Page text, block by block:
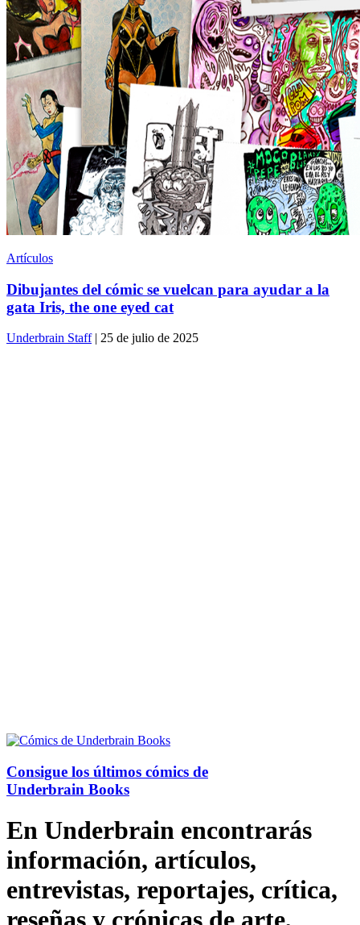
Artículos
Dibujantes del cómic se vuelcan para ayudar a la
gata Iris, the one eyed cat
Underbrain Staff| 25 de julio de 2025
Consigue los últimos cómics de
Underbrain Books
En Underbrain encontrarás
información, artículos,
entrevistas, reportajes, crítica,